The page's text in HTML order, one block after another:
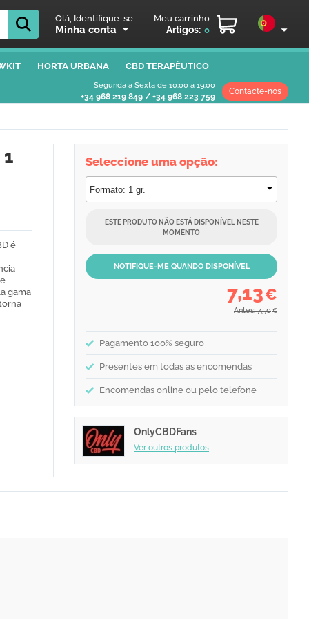
Olá, Identifique-se
Minha conta
Meu carrinho
Artigos: 0
HORTA URBANA CBD TERAPÊUTICO
Segunda a Sexta de 10:00 a 19:00
+34 968 219 849 / +34 968 223 759
Contacte-nos
é
gama
Seleccione uma opção:
ESTE PRODUTO NÃO ESTÁ DISPONÍVEL NESTE
MOMENTO
NOTIFIQUE-ME QUANDO DISPONÍVEL
7,13€
Antes: 7,50 €
Pagamento 100% seguro
Presentes em todas as encomendas
Encomendas online ou pelo telefone
OnlyCBDFans
Ver outros produtos